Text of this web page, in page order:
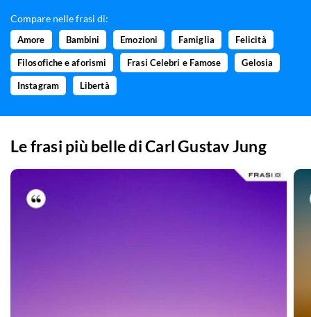
Compare nelle frasi di:
Amore Bambini Emozioni Famiglia Felicità
Filosofiche e aforismi Frasi Celebri e Famose Gelosia
Instagram Libertà
Le frasi più belle diCarl Gustav Jung